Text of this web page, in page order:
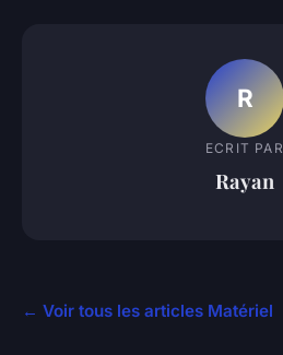
R
ECRIT PAR
Rayan
← Voir tous les articles Matériel